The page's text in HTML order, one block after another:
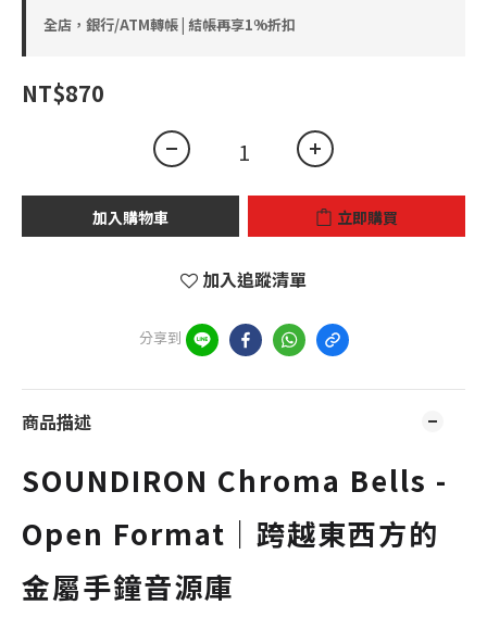
全店，銀行/ATM轉帳 | 結帳再享1%折扣
NT$870
加入購物車 立即購買
加入追蹤清單
分享到
商品描述
SOUNDIRON Chroma Bells -
Open Format｜跨越東西方的
金屬手鐘音源庫